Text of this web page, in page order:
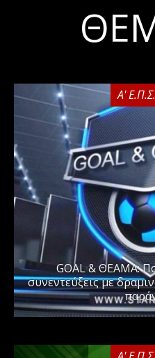
Α'
GOAL & ΘΕΑΜΑ:
συνεντεύξεις με